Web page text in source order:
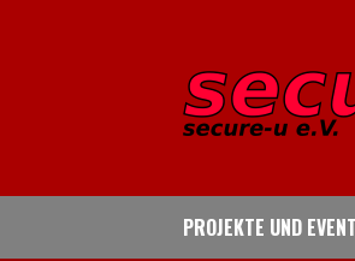
PROJEKTE UND